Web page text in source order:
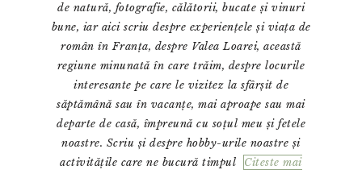
de natură, fotografie, călătorii, bucate și vinuri
bune, iar aici scriu despre experiențele și viața de
român în Franța, despre Valea Loarei, această
regiune minunată în care trăim, despre locurile
interesante pe care le vizitez la sfârșit de
săptămână sau în vacanțe, mai aproape sau mai
departe de casă, împreună cu soțul meu și fetele
noastre. Scriu și despre hobby-urile noastre și
activitățile care ne bucură timpul
Citeste mai